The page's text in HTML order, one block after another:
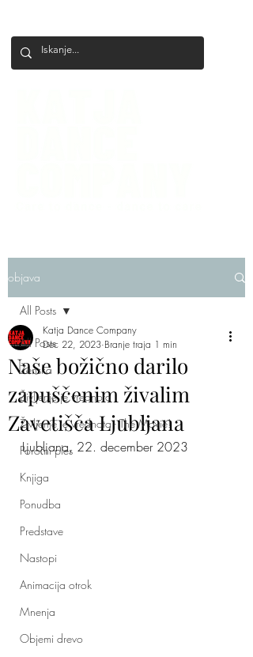
objava
All Posts
Ženska
Življenje je vrednota
Življenje je vrednota - The Movie!
Poročni ples
Knjiga
Ponudba
Predstave
Nastopi
Animacija otrok
Mnenja
Objemi drevo
All Posts
Naše božično darilo
zapuščenim živalim
Zavetišča Ljubljana
Katja Dance Company
Dec 22, 2023 Branje traja 1 min
Ljubljana, 22. december 2023